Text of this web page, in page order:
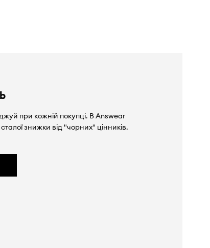
при кожній покупці. В Answear
знижки від "чорних" цінників.